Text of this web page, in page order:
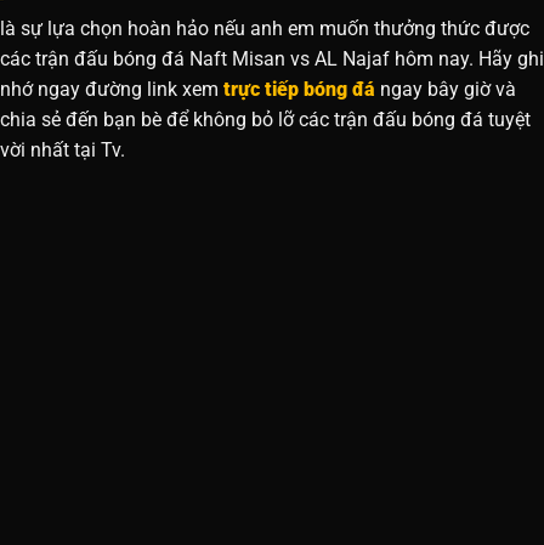
là sự lựa chọn hoàn hảo nếu anh em muốn thưởng thức được
các trận đấu bóng đá Naft Misan vs AL Najaf hôm nay. Hãy ghi
nhớ ngay đường link xem trực tiếp bóng đá ngay bây giờ và
chia sẻ đến bạn bè để không bỏ lỡ các trận đấu bóng đá tuyệt
vời nhất tại Tv.